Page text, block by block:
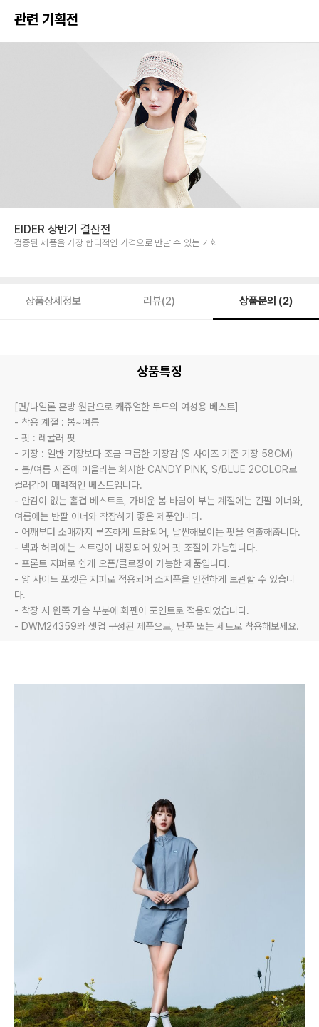
관련 기획전
EIDER 상반기 결산전
검증된 제품을 가장 합리적인 가격으로 만날 수 있는 기회
상품상세정보 리뷰(2) 상품문의 (2)
상품특징
[면/나일론 혼방 원단으로 캐쥬얼한 무드의 여성용 베스트]
- 착용 계절 : 봄~여름
- 핏 : 레귤러 핏
- 기장 : 일반 기장보다 조금 크롭한 기장감 (S 사이즈 기준 기장 58CM)
- 봄/여름 시즌에 어울리는 화사한 CANDY PINK, S/BLUE 2COLOR로
컬러감이 매력적인 베스트입니다.
- 안감이 없는 홑겹 베스트로, 가벼운 봄 바람이 부는 계절에는 긴팔 이너와,
여름에는 반팔 이너와 착장하기 좋은 제품입니다.
- 어깨부터 소매까지 루즈하게 드랍되어, 날씬해보이는 핏을 연출해줍니다.
- 넥과 허리에는 스트링이 내장되어 있어 핏 조절이 가능합니다.
- 프론트 지퍼로 쉽게 오픈/클로징이 가능한 제품입니다.
- 양 사이드 포켓은 지퍼로 적용되어 소지품을 안전하게 보관할 수 있습니
다.
- 착장 시 왼쪽 가슴 부분에 화펜이 포인트로 적용되었습니다.
- DWM24359와 셋업 구성된 제품으로, 단품 또는 세트로 착용해보세요.